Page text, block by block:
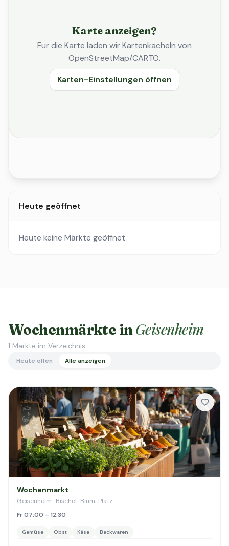
Karte anzeigen?
Für die Karte laden wir Kartenkacheln von
OpenStreetMap/CARTO.
Karten-Einstellungen öffnen
Heute geöffnet
Heute keine Märkte geöffnet
Wochenmärkte inGeisenheim
1 Märkte im Verzeichnis
Heute offen Alle anzeigen
Wochenmarkt
Geisenheim · Bischof-Blum-Platz
Fr 07:00 – 12:30
Gemüse Obst Käse Backwaren